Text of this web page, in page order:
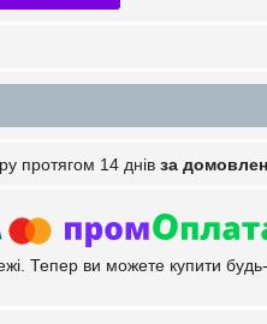
протягом 14 днів за
Тепер ви можете купити